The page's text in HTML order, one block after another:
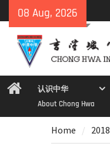
to
content
08 Aug, 2026
Home认识中华
About Chong Hwa
Home 2018